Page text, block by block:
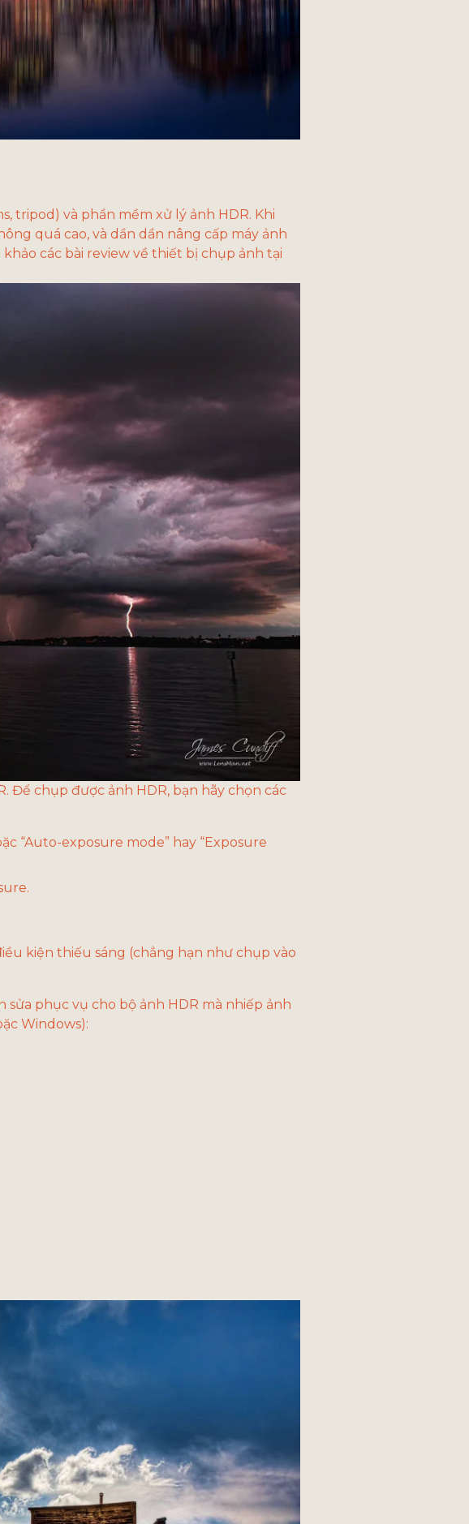
tripod) và phần mềm xử lý ảnh HDR. Khi
quá cao, và dần dần nâng cấp máy ảnh
các bài review về thiết bị chụp ảnh tại
Để chụp được ảnh HDR, bạn hãy chọn các
“Auto-exposure mode” hay “Exposure
kiện thiếu sáng (chẳng hạn như chụp vào
sửa phục vụ cho bộ ảnh HDR mà nhiếp ảnh
Windows):